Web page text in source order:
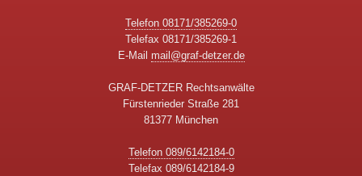
Telefon 08171/385269-0
Telefax 08171/385269-1
E-Mail mail@graf-detzer.de
GRAF-DETZER Rechtsanwälte
Fürstenrieder Straße 281
81377 München
Telefon 089/6142184-0
Telefax 089/6142184-9